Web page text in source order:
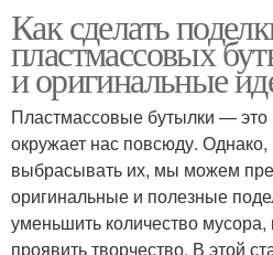
Как сделать
пластмассовых
и оригинальные
Пластмассовые бутылки — это
окружает нас повсюду. Однако,
выбрасывать их, мы можем
оригинальные и полезные
уменьшить количество
проявить творчество. В этой